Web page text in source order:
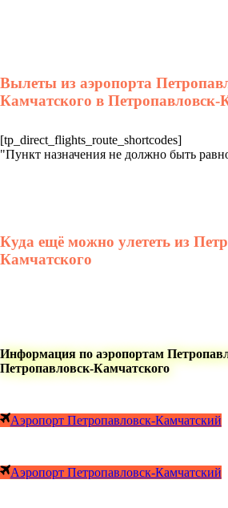
Вылеты из аэропорта
Камчатского в Петропавловск-
[tp_direct_flights_route_shortcodes]
"Пункт назначения не должно быть
Куда ещё можно улететь из
Камчатского
Информация по аэропортам
Петропавловск-Камчатского
Аэропорт Петропавловск-Камчатский
Аэропорт Петропавловск-Камчатский